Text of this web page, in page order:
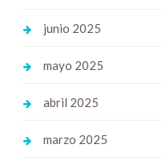
junio 2025
mayo 2025
abril 2025
marzo 2025